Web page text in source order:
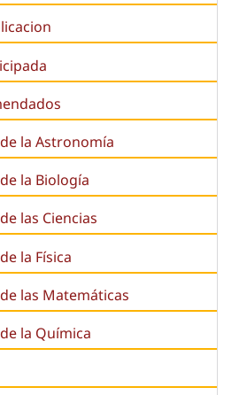
la Astronomía
la Biología
las Ciencias
la Física
las Matemáticas
la Química